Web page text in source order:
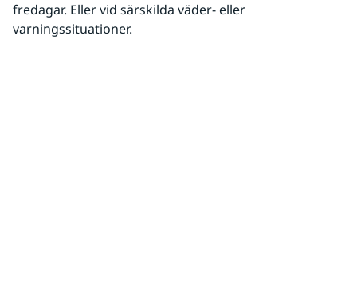
fredagar. Eller vid särskilda väder- eller
varningssituationer.